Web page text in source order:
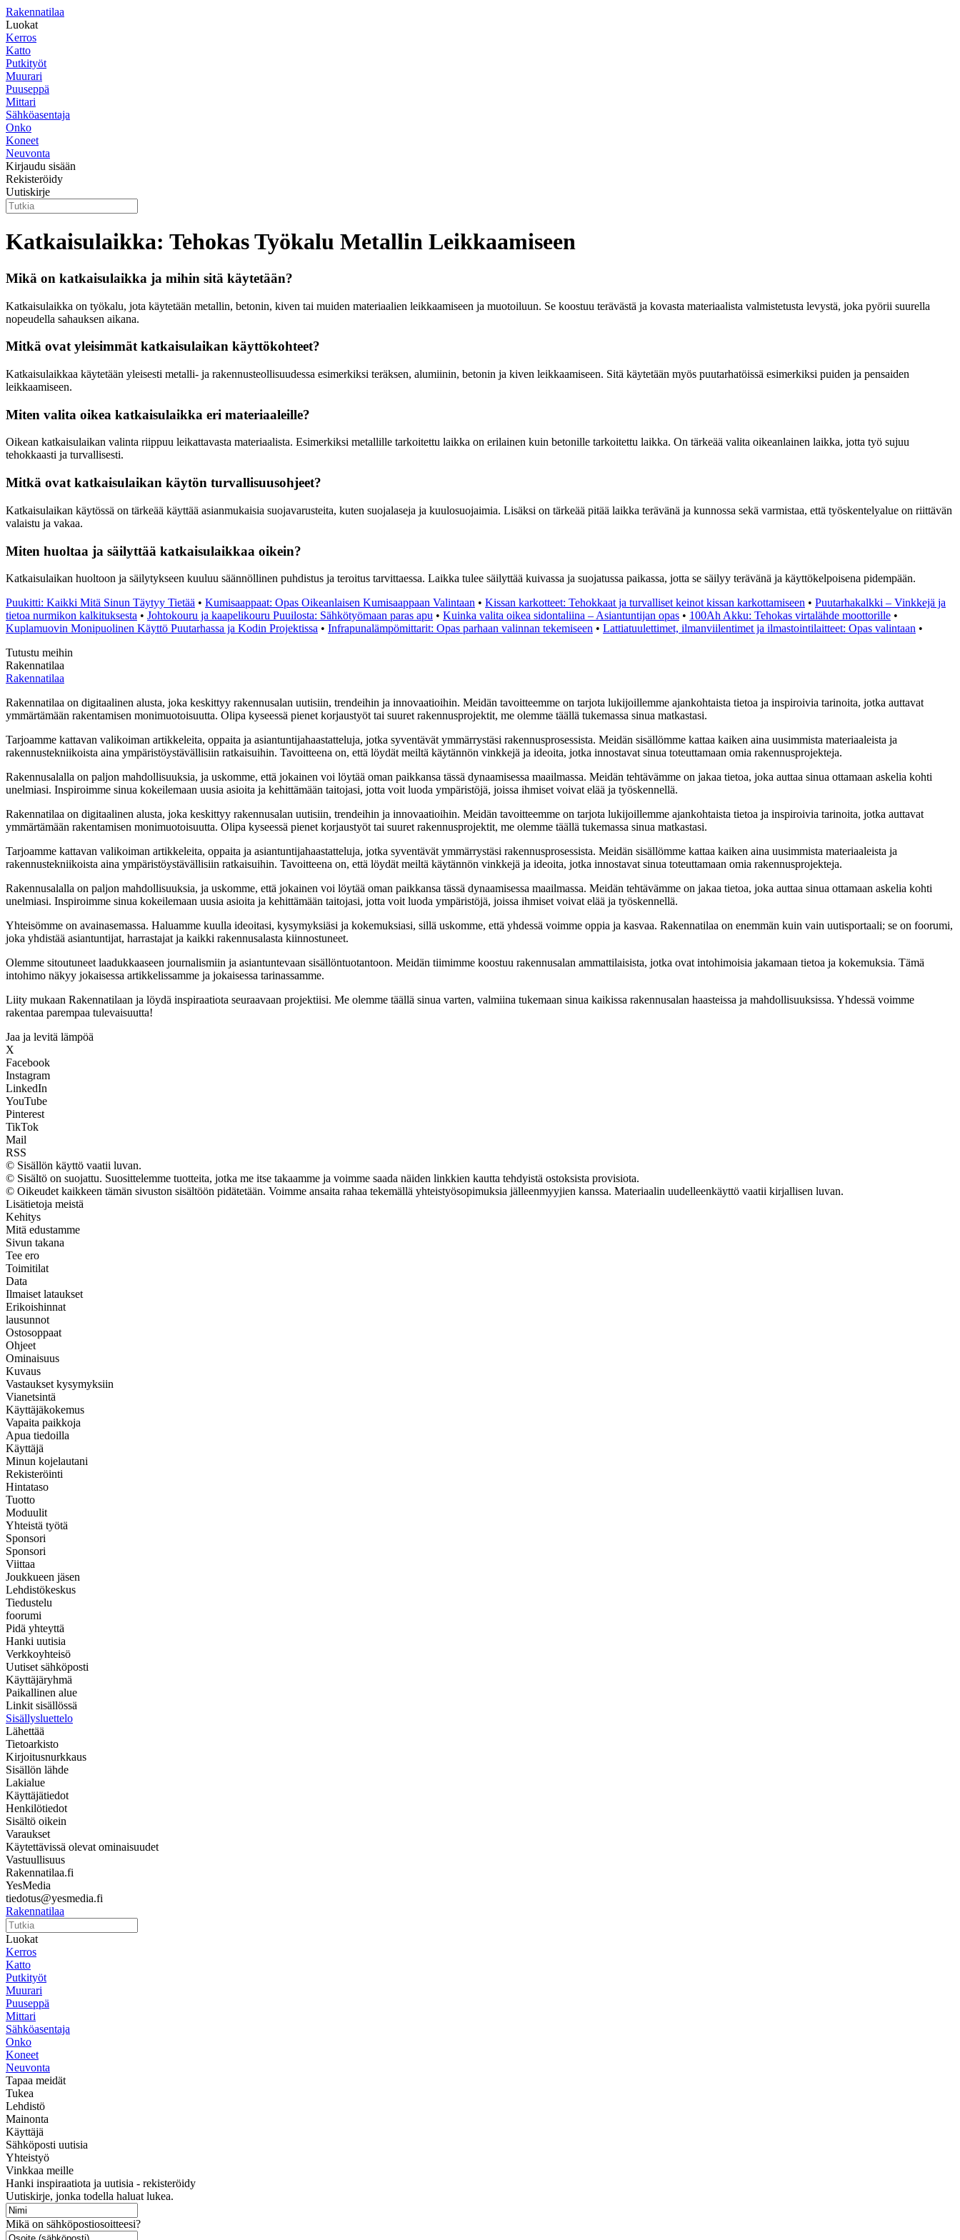
Rakennatilaa
Luokat
Kerros
Katto
Putkityöt
Muurari
Puuseppä
Mittari
Sähköasentaja
Onko
Koneet
Neuvonta
Kirjaudu sisään
Rekisteröidy
Uutiskirje
Katkaisulaikka: Tehokas Työkalu Metallin Leikkaamiseen
Mikä on katkaisulaikka ja mihin sitä käytetään?
Katkaisulaikka on työkalu, jota käytetään metallin, betonin, kiven tai muiden materiaalien leikkaamiseen ja muotoiluun. Se koostuu terävästä ja kovasta materiaalista valmistetusta levystä, joka pyörii suurella
nopeudella sahauksen aikana.
Mitkä ovat yleisimmät katkaisulaikan käyttökohteet?
Katkaisulaikkaa käytetään yleisesti metalli- ja rakennusteollisuudessa esimerkiksi teräksen, alumiinin, betonin ja kiven leikkaamiseen. Sitä käytetään myös puutarhatöissä esimerkiksi puiden ja pensaiden
leikkaamiseen.
Miten valita oikea katkaisulaikka eri materiaaleille?
Oikean katkaisulaikan valinta riippuu leikattavasta materiaalista. Esimerkiksi metallille tarkoitettu laikka on erilainen kuin betonille tarkoitettu laikka. On tärkeää valita oikeanlainen laikka, jotta työ sujuu
tehokkaasti ja turvallisesti.
Mitkä ovat katkaisulaikan käytön turvallisuusohjeet?
Katkaisulaikan käytössä on tärkeää käyttää asianmukaisia suojavarusteita, kuten suojalaseja ja kuulosuojaimia. Lisäksi on tärkeää pitää laikka terävänä ja kunnossa sekä varmistaa, että työskentelyalue on riittävän
valaistu ja vakaa.
Miten huoltaa ja säilyttää katkaisulaikkaa oikein?
Katkaisulaikan huoltoon ja säilytykseen kuuluu säännöllinen puhdistus ja teroitus tarvittaessa. Laikka tulee säilyttää kuivassa ja suojatussa paikassa, jotta se säilyy terävänä ja käyttökelpoisena pidempään.
Puukitti: Kaikki Mitä Sinun Täytyy Tietää • Kumisaappaat: Opas Oikeanlaisen Kumisaappaan Valintaan • Kissan karkotteet: Tehokkaat ja turvalliset keinot kissan karkottamiseen • Puutarhakalkki – Vinkkejä ja
tietoa nurmikon kalkituksesta • Johtokouru ja kaapelikouru Puuilosta: Sähkötyömaan paras apu • Kuinka valita oikea sidontaliina – Asiantuntijan opas • 100Ah Akku: Tehokas virtalähde moottorille •
Kuplamuovin Monipuolinen Käyttö Puutarhassa ja Kodin Projektissa • Infrapunalämpömittarit: Opas parhaan valinnan tekemiseen • Lattiatuulettimet, ilmanviilentimet ja ilmastointilaitteet: Opas valintaan •
Tutustu meihin
Rakennatilaa
Rakennatilaa
Rakennatilaa on digitaalinen alusta, joka keskittyy rakennusalan uutisiin, trendeihin ja innovaatioihin. Meidän tavoitteemme on tarjota lukijoillemme ajankohtaista tietoa ja inspiroivia tarinoita, jotka auttavat
ymmärtämään rakentamisen monimuotoisuutta. Olipa kyseessä pienet korjaustyöt tai suuret rakennusprojektit, me olemme täällä tukemassa sinua matkastasi.
Tarjoamme kattavan valikoiman artikkeleita, oppaita ja asiantuntijahaastatteluja, jotka syventävät ymmärrystäsi rakennusprosessista. Meidän sisällömme kattaa kaiken aina uusimmista materiaaleista ja
rakennustekniikoista aina ympäristöystävällisiin ratkaisuihin. Tavoitteena on, että löydät meiltä käytännön vinkkejä ja ideoita, jotka innostavat sinua toteuttamaan omia rakennusprojekteja.
Rakennusalalla on paljon mahdollisuuksia, ja uskomme, että jokainen voi löytää oman paikkansa tässä dynaamisessa maailmassa. Meidän tehtävämme on jakaa tietoa, joka auttaa sinua ottamaan askelia kohti
unelmiasi. Inspiroimme sinua kokeilemaan uusia asioita ja kehittämään taitojasi, jotta voit luoda ympäristöjä, joissa ihmiset voivat elää ja työskennellä.
Rakennatilaa on digitaalinen alusta, joka keskittyy rakennusalan uutisiin, trendeihin ja innovaatioihin. Meidän tavoitteemme on tarjota lukijoillemme ajankohtaista tietoa ja inspiroivia tarinoita, jotka auttavat
ymmärtämään rakentamisen monimuotoisuutta. Olipa kyseessä pienet korjaustyöt tai suuret rakennusprojektit, me olemme täällä tukemassa sinua matkastasi.
Tarjoamme kattavan valikoiman artikkeleita, oppaita ja asiantuntijahaastatteluja, jotka syventävät ymmärrystäsi rakennusprosessista. Meidän sisällömme kattaa kaiken aina uusimmista materiaaleista ja
rakennustekniikoista aina ympäristöystävällisiin ratkaisuihin. Tavoitteena on, että löydät meiltä käytännön vinkkejä ja ideoita, jotka innostavat sinua toteuttamaan omia rakennusprojekteja.
Rakennusalalla on paljon mahdollisuuksia, ja uskomme, että jokainen voi löytää oman paikkansa tässä dynaamisessa maailmassa. Meidän tehtävämme on jakaa tietoa, joka auttaa sinua ottamaan askelia kohti
unelmiasi. Inspiroimme sinua kokeilemaan uusia asioita ja kehittämään taitojasi, jotta voit luoda ympäristöjä, joissa ihmiset voivat elää ja työskennellä.
Yhteisömme on avainasemassa. Haluamme kuulla ideoitasi, kysymyksiäsi ja kokemuksiasi, sillä uskomme, että yhdessä voimme oppia ja kasvaa. Rakennatilaa on enemmän kuin vain uutisportaali; se on foorumi,
joka yhdistää asiantuntijat, harrastajat ja kaikki rakennusalasta kiinnostuneet.
Olemme sitoutuneet laadukkaaseen journalismiin ja asiantuntevaan sisällöntuotantoon. Meidän tiimimme koostuu rakennusalan ammattilaisista, jotka ovat intohimoisia jakamaan tietoa ja kokemuksia. Tämä
intohimo näkyy jokaisessa artikkelissamme ja jokaisessa tarinassamme.
Liity mukaan Rakennatilaan ja löydä inspiraatiota seuraavaan projektiisi. Me olemme täällä sinua varten, valmiina tukemaan sinua kaikissa rakennusalan haasteissa ja mahdollisuuksissa. Yhdessä voimme
rakentaa parempaa tulevaisuutta!
Jaa ja levitä lämpöä
X
Facebook
Instagram
LinkedIn
YouTube
Pinterest
TikTok
Mail
RSS
© Sisällön käyttö vaatii luvan.
© Sisältö on suojattu. Suosittelemme tuotteita, jotka me itse takaamme ja voimme saada näiden linkkien kautta tehdyistä ostoksista provisiota.
© Oikeudet kaikkeen tämän sivuston sisältöön pidätetään. Voimme ansaita rahaa tekemällä yhteistyösopimuksia jälleenmyyjien kanssa. Materiaalin uudelleenkäyttö vaatii kirjallisen luvan.
Lisätietoja meistä
Kehitys
Mitä edustamme
Sivun takana
Tee ero
Toimitilat
Data
Ilmaiset lataukset
Erikoishinnat
lausunnot
Ostosoppaat
Ohjeet
Ominaisuus
Kuvaus
Vastaukset kysymyksiin
Vianetsintä
Käyttäjäkokemus
Vapaita paikkoja
Apua tiedoilla
Käyttäjä
Minun kojelautani
Rekisteröinti
Hintataso
Tuotto
Moduulit
Yhteistä työtä
Sponsori
Sponsori
Viittaa
Joukkueen jäsen
Lehdistökeskus
Tiedustelu
foorumi
Pidä yhteyttä
Hanki uutisia
Verkkoyhteisö
Uutiset sähköposti
Käyttäjäryhmä
Paikallinen alue
Linkit sisällössä
Sisällysluettelo
Lähettää
Tietoarkisto
Kirjoitusnurkkaus
Sisällön lähde
Lakialue
Käyttäjätiedot
Henkilötiedot
Sisältö oikein
Varaukset
Käytettävissä olevat ominaisuudet
Vastuullisuus
Rakennatilaa.fi
YesMedia
tiedotus@yesmedia.fi
Rakennatilaa
Luokat
Kerros
Katto
Putkityöt
Muurari
Puuseppä
Mittari
Sähköasentaja
Onko
Koneet
Neuvonta
Tapaa meidät
Tukea
Lehdistö
Mainonta
Käyttäjä
Sähköposti uutisia
Yhteistyö
Vinkkaa meille
Hanki inspiraatiota ja uutisia - rekisteröidy
Uutiskirje, jonka todella haluat lukea.
Mikä on sähköpostiosoitteesi?